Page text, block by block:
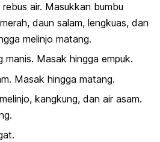
air. Masukkan bumbu
daun salam, lengkuas, dan
melinjo matang.
manis. Masak hingga empuk.
Masak hingga matang.
kangkung, dan air asam.